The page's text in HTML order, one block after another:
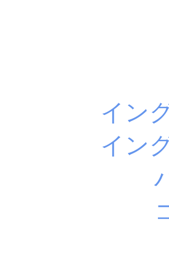
イン
イン